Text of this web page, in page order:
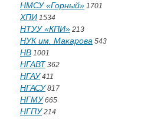
НМСУ «Горный» 1701
ХПИ 1534
НТУУ «КПИ» 213
НУК им. Макарова 543
НВ 1001
НГАВТ 362
НГАУ411
НГАСУ817
НГМУ665
НГПУ214